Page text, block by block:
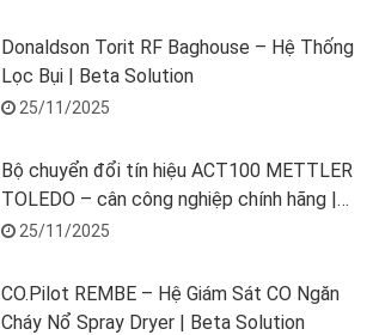
Donaldson Torit RF Baghouse – Hệ Thống
Lọc Bụi | Beta Solution
25/11/2025
Bộ chuyển đổi tín hiệu ACT100 METTLER
TOLEDO – cân công nghiệp chính hãng |
Beta Solution
25/11/2025
CO.Pilot REMBE – Hệ Giám Sát CO Ngăn
Cháy Nổ Spray Dryer | Beta Solution